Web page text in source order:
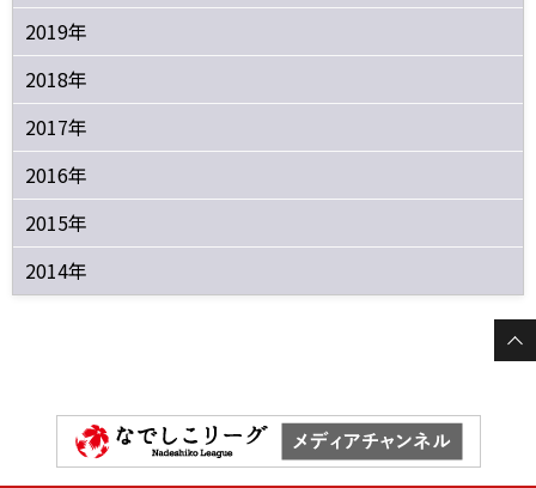
2019年
2018年
2017年
2016年
2015年
2014年